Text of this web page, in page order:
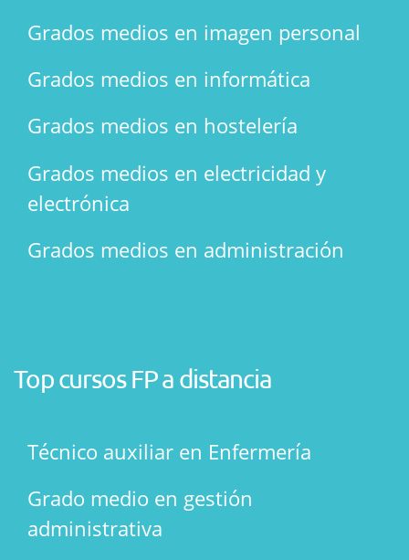
Grados medios en imagen personal
Grados medios en informática
Grados medios en hostelería
Grados medios en electricidad y
electrónica
Grados medios en administración
Top cursos FP a distancia
Técnico auxiliar en Enfermería
Grado medio en gestión
administrativa